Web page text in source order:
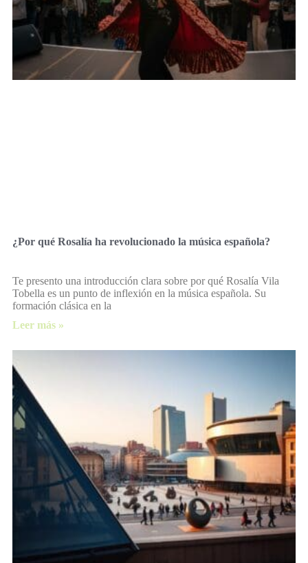
¿Por qué Rosalía ha revolucionado la música española?
Te presento una introducción clara sobre por qué Rosalía Vila
Tobella es un punto de inflexión en la música española. Su
formación clásica en la
Leer más »